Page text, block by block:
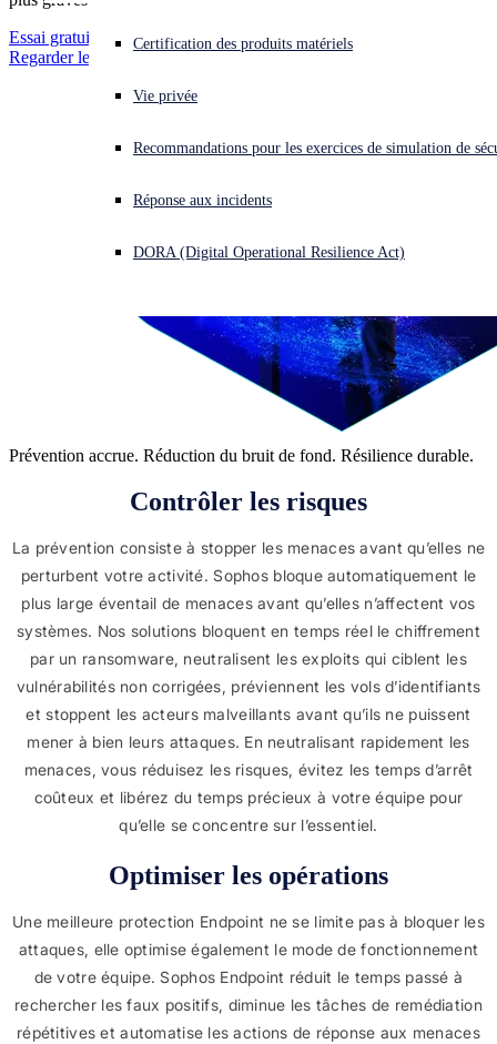
Vous subissez une cyberattaque ? Obtenez une aide immédiate.
Se connecter
Open language switcher
Certification des produits matériels
Vie privée
Recommandations pour les exercices de simulation de
Réponse aux incidents
DORA (Digital Operational Resilience Act)
Essai gratuit de Sophos Endpoint
Regarder le webinaire sur la prévention
Prévention accrue. Réduction du bruit de fond. Résilience durable.
Contrôler les risques
La prévention consiste à stopper les menaces avant qu’elles ne
perturbent votre activité. Sophos bloque automatiquement le
plus large éventail de menaces avant qu’elles n’affectent vos
systèmes. Nos solutions bloquent en temps réel le chiffrement
par un ransomware, neutralisent les exploits qui ciblent les
vulnérabilités non corrigées, préviennent les vols d’identifiants
et stoppent les acteurs malveillants avant qu’ils ne puissent
mener à bien leurs attaques. En neutralisant rapidement les
menaces, vous réduisez les risques, évitez les temps d’arrêt
coûteux et libérez du temps précieux à votre équipe pour
qu’elle se concentre sur l’essentiel.
Optimiser les opérations
Une meilleure protection Endpoint ne se limite pas à bloquer les
attaques, elle optimise également le mode de fonctionnement
de votre équipe. Sophos Endpoint réduit le temps passé à
rechercher les faux positifs, diminue les tâches de remédiation
répétitives et automatise les actions de réponse aux menaces